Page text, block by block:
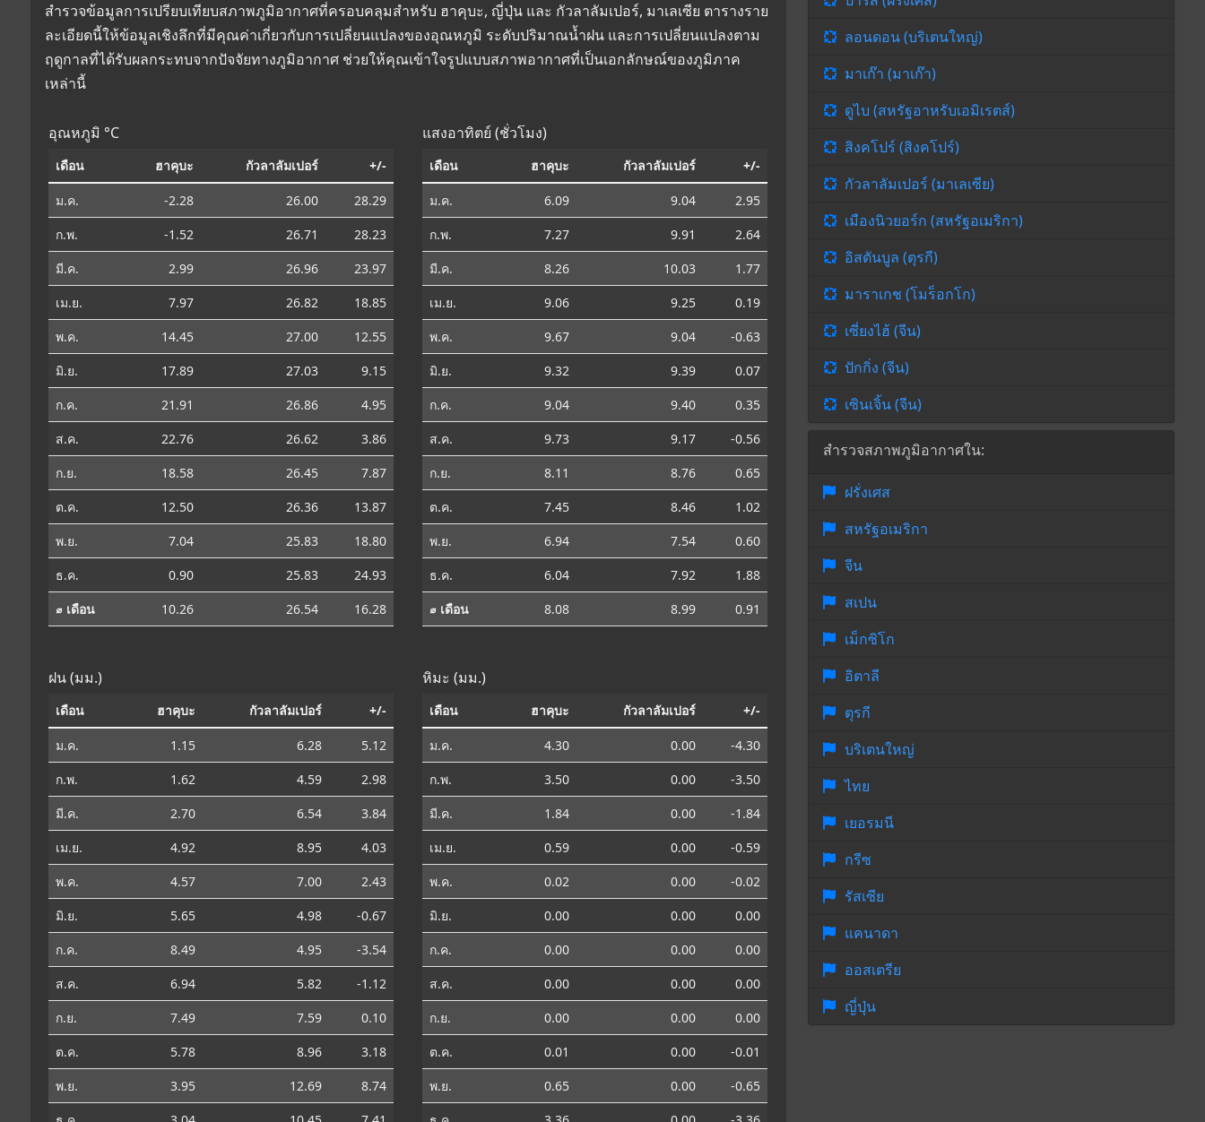
สำรวจข้อมูลการเปรียบเทียบสภาพภูมิอากาศที่ครอบคลุมสำหรับ ฮาคุบะ, ญี่ปุ่น และ กัวลาลัมเปอร์, มาเลเซีย ตารางราย
ละเอียดนี้ให้ข้อมูลเชิงลึกที่มีคุณค่าเกี่ยวกับการเปลี่ยนแปลงของอุณหภูมิ ระดับปริมาณน้ำฝน และการเปลี่ยนแปลงตาม
ฤดูกาลที่ได้รับผลกระทบจากปัจจัยทางภูมิอากาศ ช่วยให้คุณเข้าใจรูปแบบสภาพอากาศที่เป็นเอกลักษณ์ของภูมิภาค
เหล่านี้
อุณหภูมิ °C
เดือน ฮาคุบะ กัวลาลัมเปอร์ +/-
ม.ค. -2.28 26.00
28.29
ก.พ.
-1.52 26.71
28.23
มี.ค.
2.99 26.96
23.97
เม.ย.
7.97 26.82
18.85
พ.ค.
14.45 27.00
12.55
มิ.ย.
17.89 27.03
9.15
ก.ค.
21.91 26.86
4.95
ส.ค.
22.76 26.62
3.86
ก.ย.
18.58 26.45
7.87
ต.ค.
12.50 26.36
13.87
พ.ย.
7.04 25.83
18.80
ธ.ค.
0.90 25.83
24.93
⌀ เดือน
10.26 26.54 16.28
แสงอาทิตย์ (ชั่วโมง)
เดือน ฮาคุบะ กัวลาลัมเปอร์ +/-
ม.ค. 6.09 9.04
2.95
ก.พ.
7.27 9.91
2.64
มี.ค.
8.26 10.03
1.77
เม.ย.
9.06 9.25
0.19
พ.ค.
9.67 9.04
-0.63
มิ.ย.
9.32 9.39
0.07
ก.ค.
9.04 9.40
0.35
ส.ค.
9.73 9.17
-0.56
ก.ย.
8.11 8.76
0.65
ต.ค.
7.45 8.46
1.02
พ.ย.
6.94 7.54
0.60
ธ.ค.
6.04 7.92
1.88
⌀ เดือน
8.08 8.99 0.91
ฝน (มม.)
เดือน ฮาคุบะ กัวลาลัมเปอร์ +/-
ม.ค. 1.15 6.28
5.12
ก.พ.
1.62 4.59
2.98
มี.ค.
2.70 6.54
3.84
เม.ย.
4.92 8.95
4.03
พ.ค.
4.57 7.00
2.43
มิ.ย.
5.65 4.98
-0.67
ก.ค.
8.49 4.95
-3.54
ส.ค.
6.94 5.82
-1.12
ก.ย.
7.49 7.59
0.10
ต.ค.
5.78 8.96
3.18
พ.ย.
3.95 12.69
8.74
หิมะ (มม.)
เดือน ฮาคุบะ กัวลาลัมเปอร์ +/-
ม.ค. 4.30 0.00
-4.30
ก.พ.
3.50 0.00
-3.50
มี.ค.
1.84 0.00
-1.84
เม.ย.
0.59 0.00
-0.59
พ.ค.
0.02 0.00
-0.02
มิ.ย.
0.00 0.00
0.00
ก.ค.
0.00 0.00
0.00
ส.ค.
0.00 0.00
0.00
ก.ย.
0.00 0.00
0.00
ต.ค.
0.01 0.00
-0.01
พ.ย.
0.65 0.00
-0.65
ลอนดอน (บริเตนใหญ่)
มาเก๊า (มาเก๊า)
ดูไบ (สหรัฐอาหรับเอมิเรตส์)
สิงคโปร์ (สิงคโปร์)
กัวลาลัมเปอร์ (มาเลเซีย)
เมืองนิวยอร์ก (สหรัฐอเมริกา)
อิสตันบูล (ตุรกี)
มาราเกช (โมร็อกโก)
เซี่ยงไฮ้ (จีน)
ปักกิ่ง (จีน)
เซินเจิ้น (จีน)
สำรวจสภาพภูมิอากาศใน:
ฝรั่งเศส
สหรัฐอเมริกา
จีน
สเปน
เม็กซิโก
อิตาลี
ตุรกี
บริเตนใหญ่
ไทย
เยอรมนี
กรีซ
รัสเซีย
แคนาดา
ออสเตรีย
ญี่ปุ่น